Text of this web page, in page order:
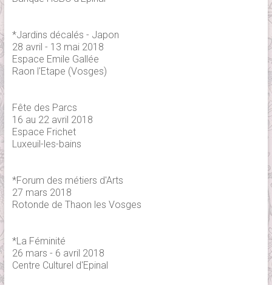
*Jardins décalés - Japon
28 avril - 13 mai 2018
Espace Emile Gallée
Raon l'Etape (Vosges)
Fête des Parcs
16 au 22 avril 2018
Espace Frichet
Luxeuil-les-bains
*Forum des métiers d'Arts
27 mars 2018
Rotonde de Thaon les Vosges
*La Féminité
26 mars - 6 avril 2018
Centre Culturel d'Epinal